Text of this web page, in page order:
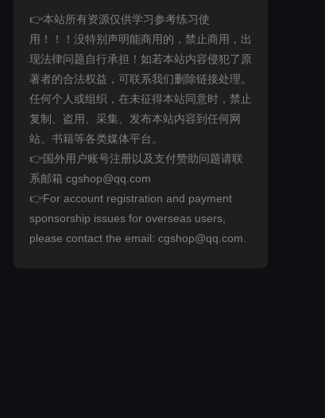
👉本站所有资源仅供学习参考练习使
用！！！没特别声明能商用的，禁止商用，出
现法律问题自行承担！如若本站内容侵犯了原
著者的合法权益，可联系我们删除链接处理。
任何个人或组织，在未征得本站同意时，禁止
复制、盗用、采集、发布本站内容到任何网
站、书籍等各类媒体平台。
👉国外用户账号注册以及支付赞助问题请联
系邮箱 cgshop@qq.com
👉For account registration and payment
sponsorship issues for overseas users,
please contact the email: cgshop@qq.com.